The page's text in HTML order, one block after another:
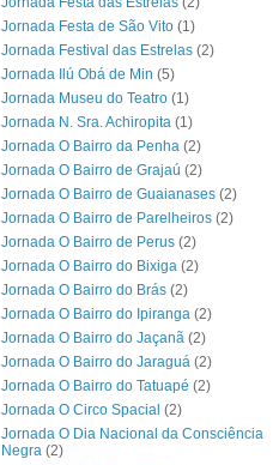
Jornada Festa de São Vito (1)
Jornada Festival das Estrelas (2)
Jornada Ilú Obá de Min (5)
Jornada Museu do Teatro (1)
Jornada N. Sra. Achiropita (1)
Jornada O Bairro da Penha (2)
Jornada O Bairro de Grajaú (2)
Jornada O Bairro de Guaianases (2)
Jornada O Bairro de Parelheiros (2)
Jornada O Bairro de Perus (2)
Jornada O Bairro do Bixiga (2)
Jornada O Bairro do Brás (2)
Jornada O Bairro do Ipiranga (2)
Jornada O Bairro do Jaçanã (2)
Jornada O Bairro do Jaraguá (2)
Jornada O Bairro do Tatuapé (2)
Jornada O Circo Spacial (2)
Jornada O Dia Nacional da Consciência
Negra (2)